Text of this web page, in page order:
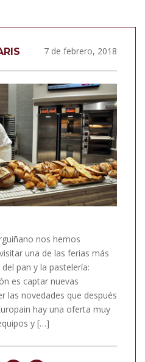
7 de febrero, 2018
nos hemos
una de las ferias más
pan y la pastelería:
es captar nuevas
las novedades que después
hay una oferta muy
y […]